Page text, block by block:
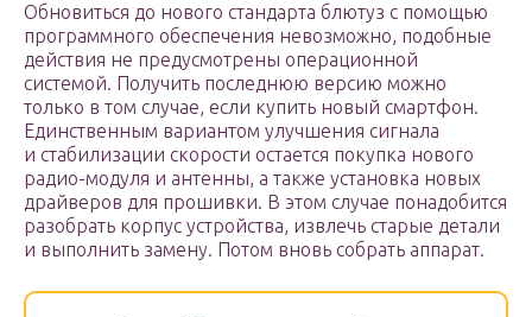
Обновиться до нового стандарта блютуз с помощью
программного обеспечения невозможно, подобные
действия не предусмотрены операционной
системой. Получить последнюю версию можно
только в том случае, если купить новый смартфон.
Единственным вариантом улучшения сигнала
и стабилизации скорости остается покупка нового
радио-модуля и антенны, а также установка новых
драйверов для прошивки. В этом случае понадобится
разобрать корпус устройства, извлечь старые детали
и выполнить замену. Потом вновь собрать аппарат.